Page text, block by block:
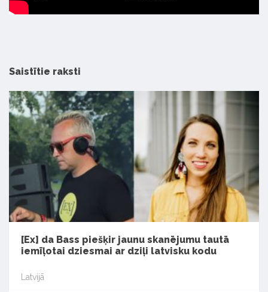
Saistītie raksti
[Ex] da Bass piešķir jaunu skanējumu tautā
iemīļotai dziesmai ar dziļi latvisku kodu
Latvijā